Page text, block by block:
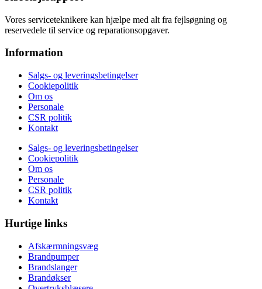
Vores serviceteknikere kan hjælpe med alt fra fejlsøgning og
reservedele til service og reparationsopgaver.
Information
Salgs- og leveringsbetingelser
Cookiepolitik
Om os
Personale
CSR politik
Kontakt
Salgs- og leveringsbetingelser
Cookiepolitik
Om os
Personale
CSR politik
Kontakt
Hurtige links
Afskærmningsvæg
Brandpumper
Brandslanger
Brandøkser